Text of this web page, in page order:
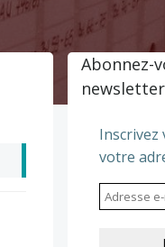
Abonnez-
Inscrivez
votre